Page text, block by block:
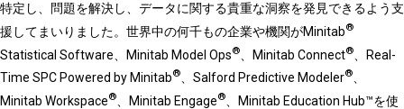
特定し、問題を解決し、データに関する貴重な洞察を発見できるよう支
援してまいりました。世界中の何千もの企業や機関がMinitab®
Statistical Software、Minitab Model Ops® 、Minitab Connect® 、Real-
Time SPC Powered by Minitab® 、Salford Predictive Modeler®
Minitab Workspace® 、Minitab Engage® 、Minitab Education Hub™を使